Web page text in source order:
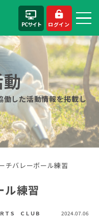
PCサイト ログイン
働した活動情報を掲載し
チバレーボール練習
ル練習
ＴＳ ＣＬＵＢ 2024.07.06